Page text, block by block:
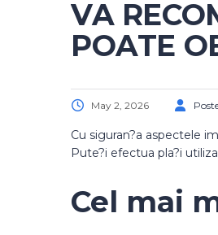
VA
POATE
May 2, 2026
Cu siguran?a aspectele
Pute?i efectua pla?i
Cel mai